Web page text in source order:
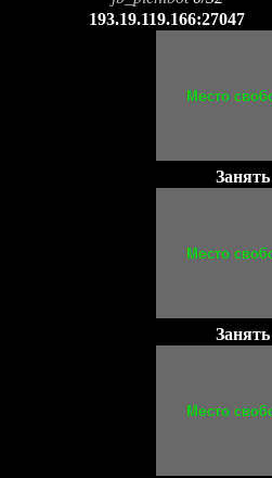
193.19.119.166:27047
Занять
Занять